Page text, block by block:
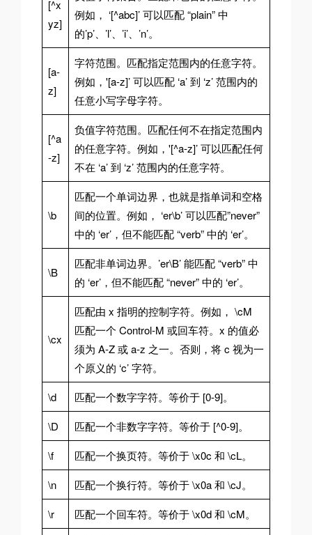
[^x
yz]
例如， ‘[^abc]’ 可以匹配 “plain” 中
的’p’、’l’、’i’、’n’。
[a-
z]
字符范围。匹配指定范围内的任意字符。
例如，'[a-z]’ 可以匹配 ‘a’ 到 ‘z’ 范围内的
任意小写字母字符。
[^a
-z]
负值字符范围。匹配任何不在指定范围内
的任意字符。例如，'[^a-z]’ 可以匹配任何
不在 ‘a’ 到 ‘z’ 范围内的任意字符。
\b
匹配一个单词边界，也就是指单词和空格
间的位置。例如， ‘er\b’ 可以匹配”never”
中的 ‘er’，但不能匹配 “verb” 中的 ‘er’。
\B
匹配非单词边界。’er\B’ 能匹配 “verb” 中
的 ‘er’，但不能匹配 “never” 中的 ‘er’。
\cx
匹配由 x 指明的控制字符。例如， \cM
匹配一个 Control-M 或回车符。x 的值必
须为 A-Z 或 a-z 之一。否则，将 c 视为一
个原义的 ‘c’ 字符。
\d
匹配一个数字字符。等价于 [0-9]。
\D
匹配一个非数字字符。等价于 [^0-9]。
\f
匹配一个换页符。等价于 \x0c 和 \cL。
\n
匹配一个换行符。等价于 \x0a 和 \cJ。
\r
匹配一个回车符。等价于 \x0d 和 \cM。